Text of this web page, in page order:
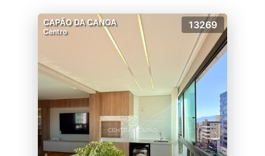
CAPÃO DA CANOA
Centro
13269